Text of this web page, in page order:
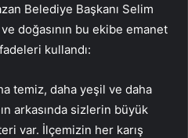
Belediye Başkanı Selim
doğasının bu ekibe emanet
kullandı:
temiz, daha yeşil ve daha
arkasında sizlerin büyük
var. İlçemizin her karış